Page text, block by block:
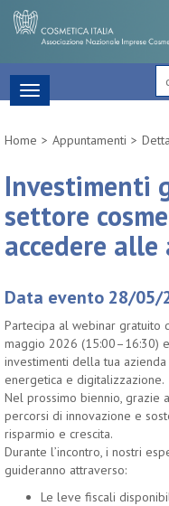
Toggle
navigation
Home
Appuntamenti
Investimenti
settore
accedere
Data evento 28/05/
Partecipa al webinar gratuito
maggio 2026 (15:00–16:30)
investimenti della tua
energetica e digitalizzazione.
Nel prossimo biennio, grazie
percorsi di innovazione e
risparmio e crescita.
Durante l’incontro, i nostri
guideranno attraverso:
Le leve fiscali